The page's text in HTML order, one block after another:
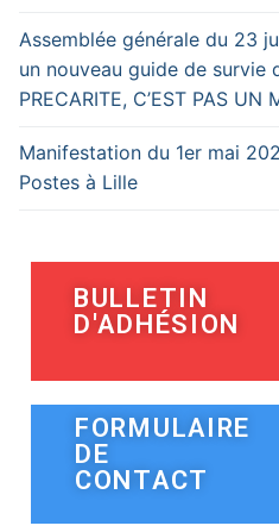
Assemblée générale du 23
un nouveau guide de survie
PRECARITE, C’EST PAS UN
Manifestation du 1er mai
Postes à Lille
BULLETIN
D'ADHÉSION
FORMULAIRE
DE
CONTACT